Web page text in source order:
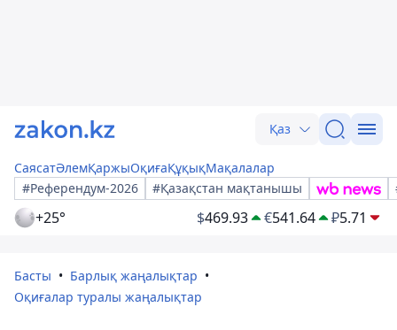
Қаз
СаясатӘлемҚаржыОқиғаҚұқықМақалалар
#Референдум-2026
#Қазақстан мақтанышы
+25° $469.93 €541.64 ₽5.71
Басты
Барлық жаңалықтар
Оқиғалар туралы жаңалықтар